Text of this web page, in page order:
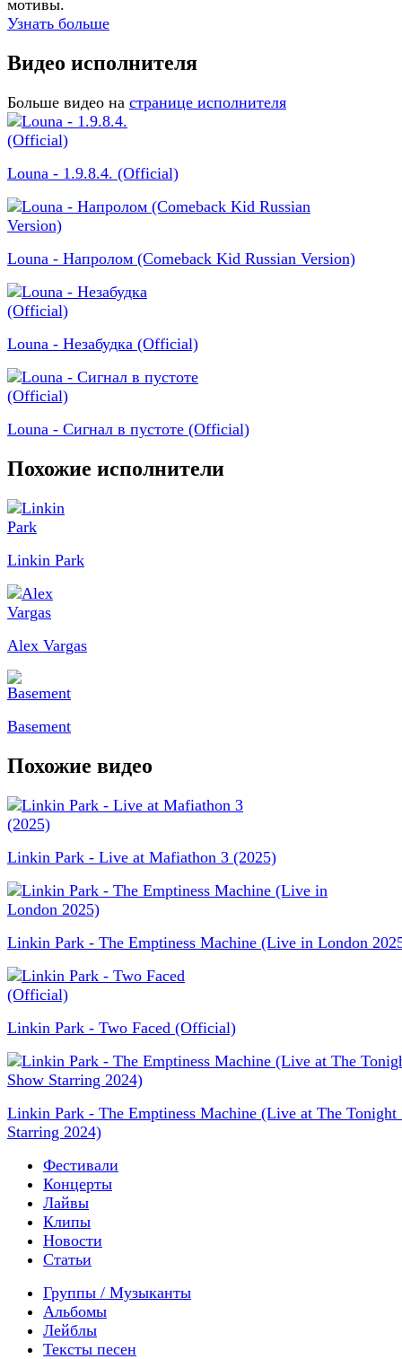
мотивы.
Узнать больше
Видео исполнителя
Больше видео на странице исполнителя
Louna - 1.9.8.4. (Official)
Louna - Напролом (Comeback Kid Russian Version)
Louna - Незабудка (Official)
Louna - Сигнал в пустоте (Official)
Похожие исполнители
Linkin Park
Alex Vargas
Basement
Похожие видео
Linkin Park - Live at Mafiathon 3 (2025)
Linkin Park - The Emptiness Machine (Live in London
Linkin Park - Two Faced (Official)
Linkin Park - The Emptiness Machine (Live at The Tonight
Starring 2024)
Фестивали
Концерты
Лайвы
Клипы
Новости
Статьи
Группы / Музыканты
Альбомы
Лейблы
Тексты песен